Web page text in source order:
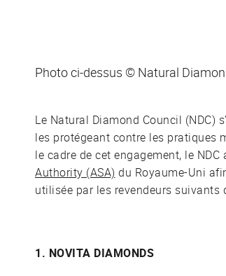
Photo ci-dessus © Natural
Le Natural Diamond Council (NDC)
les protégeant contre les pratiques
le cadre de cet engagement, le
Authority (ASA) du Royaume-Uni
utilisée par les revendeurs
1. NOVITA DIAMONDS